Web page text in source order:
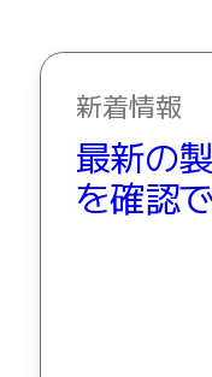
新着情報
最新の
を確認